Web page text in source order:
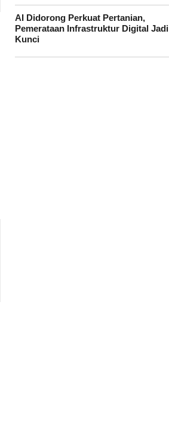
AI Didorong Perkuat Pertanian,
Pemerataan Infrastruktur Digital Jadi
Kunci